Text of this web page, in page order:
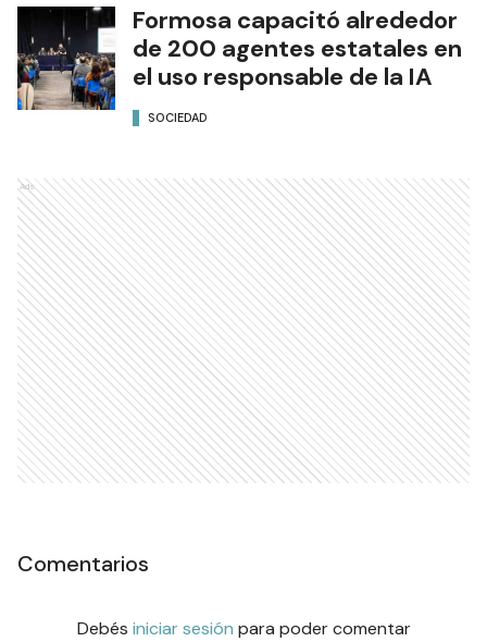
Formosa capacitó alrededor
de 200 agentes estatales en
el uso responsable de la IA
SOCIEDAD
Ads
Comentarios
Debés iniciar sesión para poder comentar